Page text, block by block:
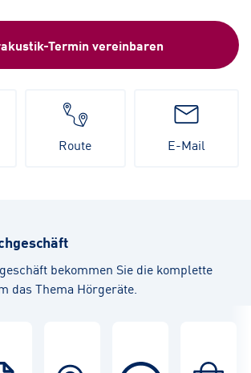
Termin vereinbaren
Route E-Mail
bekommen Sie die komplette
das Thema Hörgeräte.